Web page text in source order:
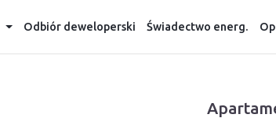
Odbiór deweloperski Świadectwo energ.